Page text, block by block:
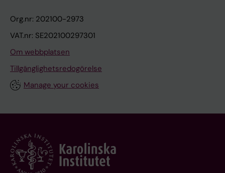
Org.nr: 202100-2973
VAT.nr: SE202100297301
Om webbplatsen
Tillgänglighetsredogörelse
Manage your cookies